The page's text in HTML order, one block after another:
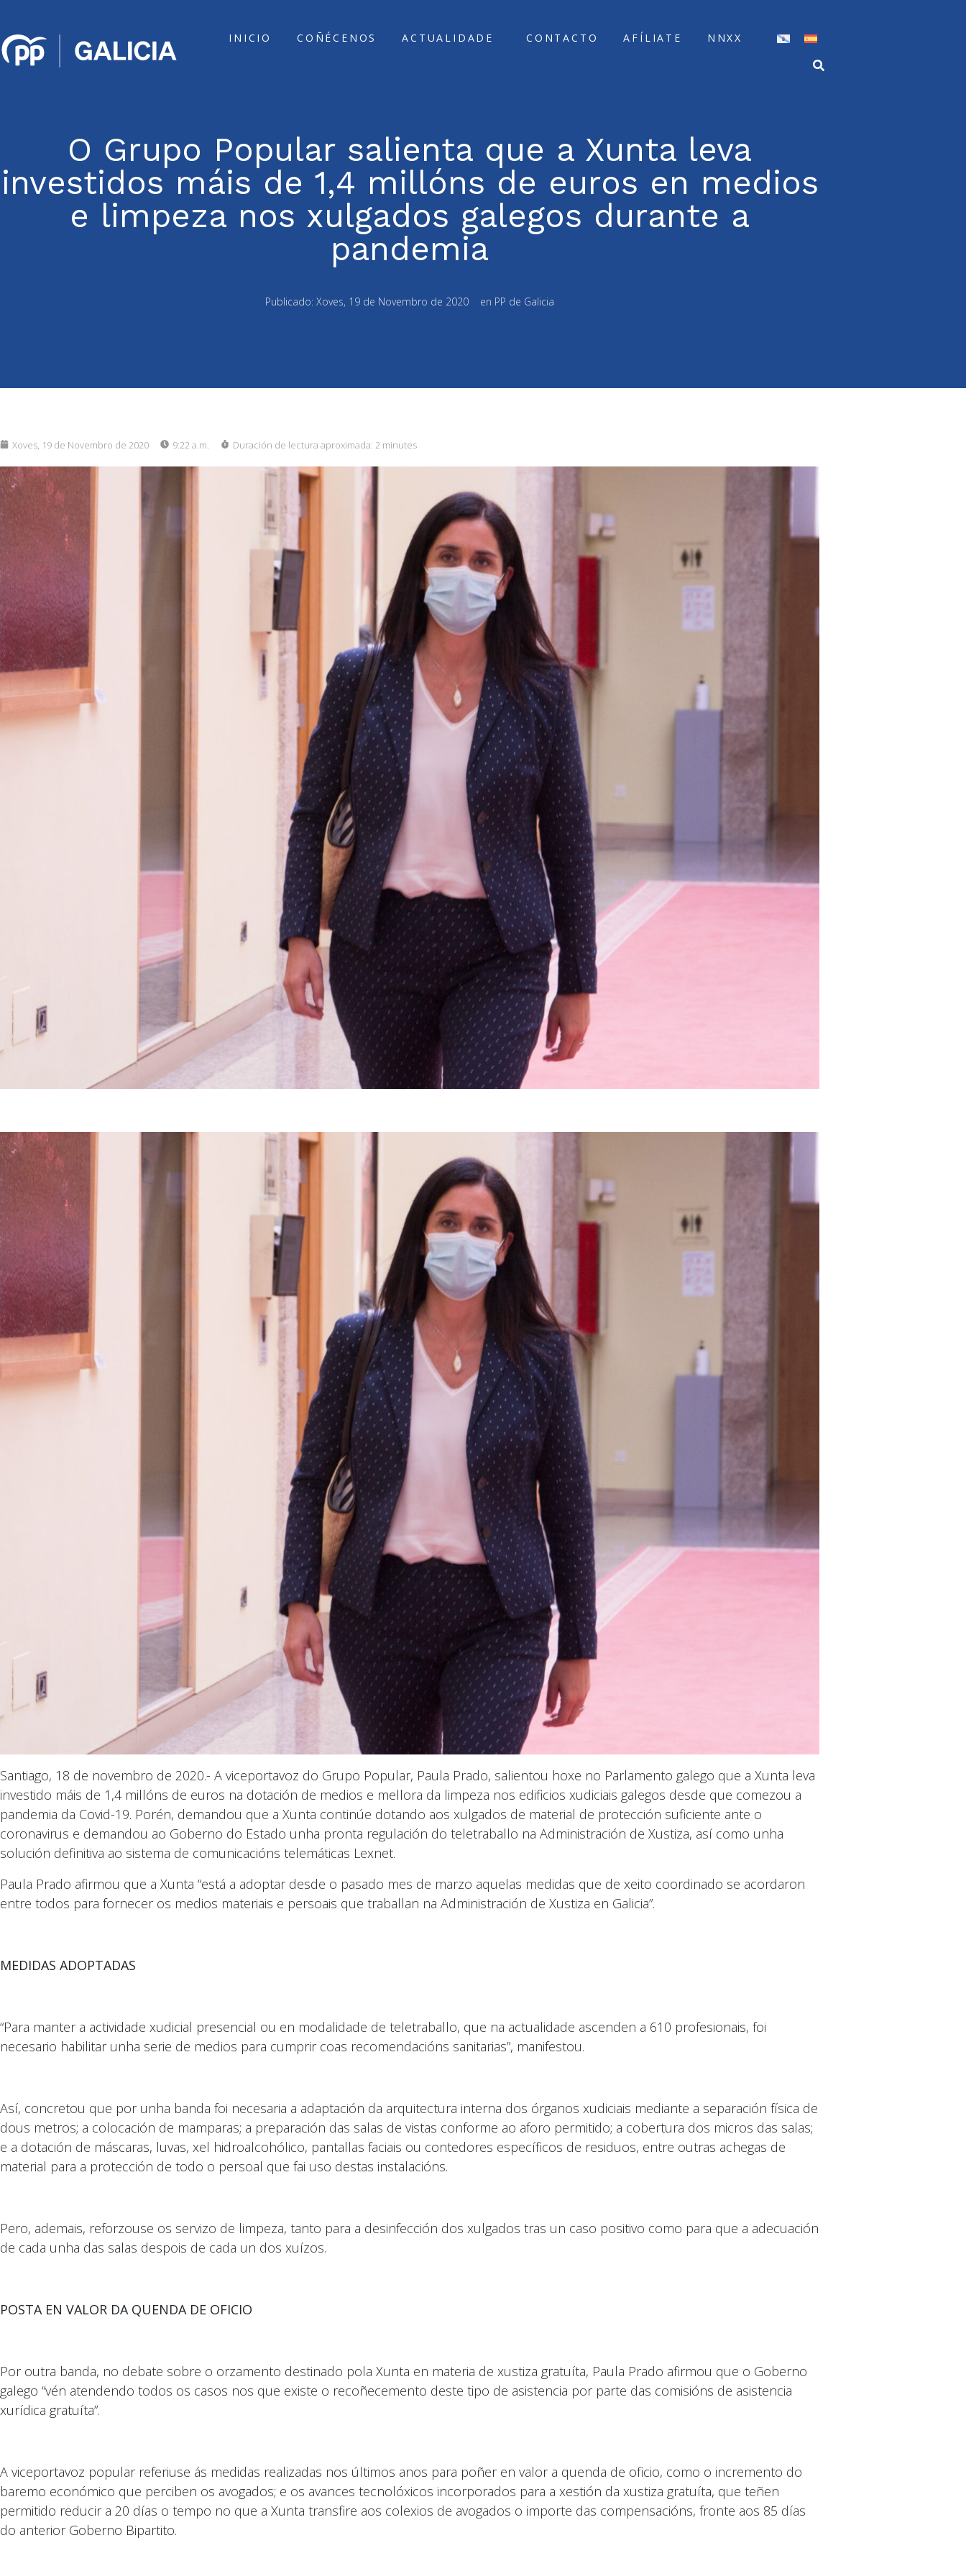
INICIO COÑÉCENOS ACTUALIDADE CONTACTO AFÍLIATE NNXX
O Grupo Popular salienta que a Xunta leva
investidos máis de 1,4 millóns de euros en medios
e limpeza nos xulgados galegos durante a
pandemia
Publicado: Xoves, 19 de Novembro de 2020 en PP de Galicia
Xoves, 19 de Novembro de 2020 9:22 a.m. Duración de lectura aproximada: 2 minutes
Santiago, 18 de novembro de 2020.- A viceportavoz do Grupo Popular, Paula Prado, salientou hoxe no Parlamento galego que a Xunta leva
investido máis de 1,4 millóns de euros na dotación de medios e mellora da limpeza nos edificios xudiciais galegos desde que comezou a
pandemia da Covid-19. Porén, demandou que a Xunta continúe dotando aos xulgados de material de protección suficiente ante o
coronavirus e demandou ao Goberno do Estado unha pronta regulación do teletraballo na Administración de Xustiza, así como unha
solución definitiva ao sistema de comunicacións telemáticas Lexnet.
Paula Prado afirmou que a Xunta “está a adoptar desde o pasado mes de marzo aquelas medidas que de xeito coordinado se acordaron
entre todos para fornecer os medios materiais e persoais que traballan na Administración de Xustiza en Galicia”.
MEDIDAS ADOPTADAS
“Para manter a actividade xudicial presencial ou en modalidade de teletraballo, que na actualidade ascenden a 610 profesionais, foi
necesario habilitar unha serie de medios para cumprir coas recomendacións sanitarias”, manifestou.
Así, concretou que por unha banda foi necesaria a adaptación da arquitectura interna dos órganos xudiciais mediante a separación física de
dous metros; a colocación de mamparas; a preparación das salas de vistas conforme ao aforo permitido; a cobertura dos micros das salas;
e a dotación de máscaras, luvas, xel hidroalcohólico, pantallas faciais ou contedores específicos de residuos, entre outras achegas de
material para a protección de todo o persoal que fai uso destas instalacións.
Pero, ademais, reforzouse os servizo de limpeza, tanto para a desinfección dos xulgados tras un caso positivo como para que a adecuación
de cada unha das salas despois de cada un dos xuízos.
POSTA EN VALOR DA QUENDA DE OFICIO
Por outra banda, no debate sobre o orzamento destinado pola Xunta en materia de xustiza gratuíta, Paula Prado afirmou que o Goberno
galego “vén atendendo todos os casos nos que existe o recoñecemento deste tipo de asistencia por parte das comisións de asistencia
xurídica gratuíta”.
A viceportavoz popular referiuse ás medidas realizadas nos últimos anos para poñer en valor a quenda de oficio, como o incremento do
baremo económico que perciben os avogados; e os avances tecnolóxicos incorporados para a xestión da xustiza gratuíta, que teñen
permitido reducir a 20 días o tempo no que a Xunta transfire aos colexios de avogados o importe das compensacións, fronte aos 85 días
do anterior Goberno Bipartito.